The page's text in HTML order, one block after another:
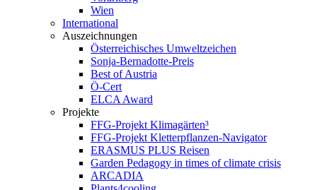
Wien
International
Auszeichnungen
Österreichisches Umweltzeichen
Sonja-Bernadotte-Preis
Best of Austria
Ö-Cert
ELCA Award
Projekte
FFG-Projekt Klimagärten³
FFG-Projekt Kletterpflanzen-Navigator
ERASMUS PLUS Reisen
Garden Pedagogy in times of climate crisis
ARCADIA